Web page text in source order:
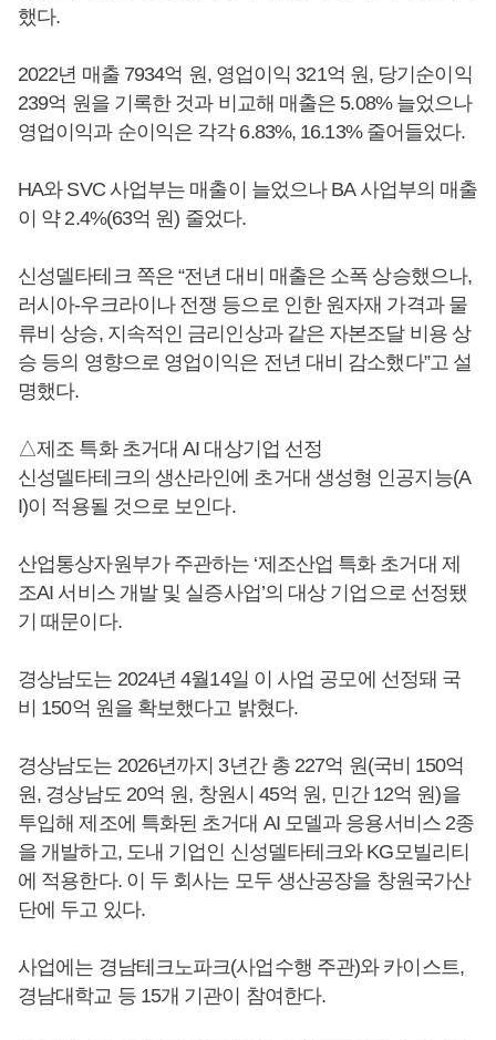
했다.
2022년 매출 7934억 원, 영업이익 321억 원, 당기순이익
239억 원을 기록한 것과 비교해 매출은 5.08% 늘었으나
영업이익과 순이익은 각각 6.83%, 16.13% 줄어들었다.
HA와 SVC 사업부는 매출이 늘었으나 BA 사업부의 매출
이 약 2.4%(63억 원) 줄었다.
신성델타테크 쪽은 “전년 대비 매출은 소폭 상승했으나,
러시아-우크라이나 전쟁 등으로 인한 원자재 가격과 물
류비 상승, 지속적인 금리인상과 같은 자본조달 비용 상
승 등의 영향으로 영업이익은 전년 대비 감소했다”고 설
명했다.
△제조 특화 초거대 AI 대상기업 선정
신성델타테크의 생산라인에 초거대 생성형 인공지능(A
I)이 적용될 것으로 보인다.
산업통상자원부가 주관하는 ‘제조산업 특화 초거대 제
조AI 서비스 개발 및 실증사업’의 대상 기업으로 선정됐
기 때문이다.
경상남도는 2024년 4월14일 이 사업 공모에 선정돼 국
비 150억 원을 확보했다고 밝혔다.
경상남도는 2026년까지 3년간 총 227억 원(국비 150억
원, 경상남도 20억 원, 창원시 45억 원, 민간 12억 원)을
투입해 제조에 특화된 초거대 AI 모델과 응용서비스 2종
을 개발하고, 도내 기업인 신성델타테크와 KG모빌리티
에 적용한다. 이 두 회사는 모두 생산공장을 창원국가산
단에 두고 있다.
사업에는 경남테크노파크(사업수행 주관)와 카이스트,
경남대학교 등 15개 기관이 참여한다.